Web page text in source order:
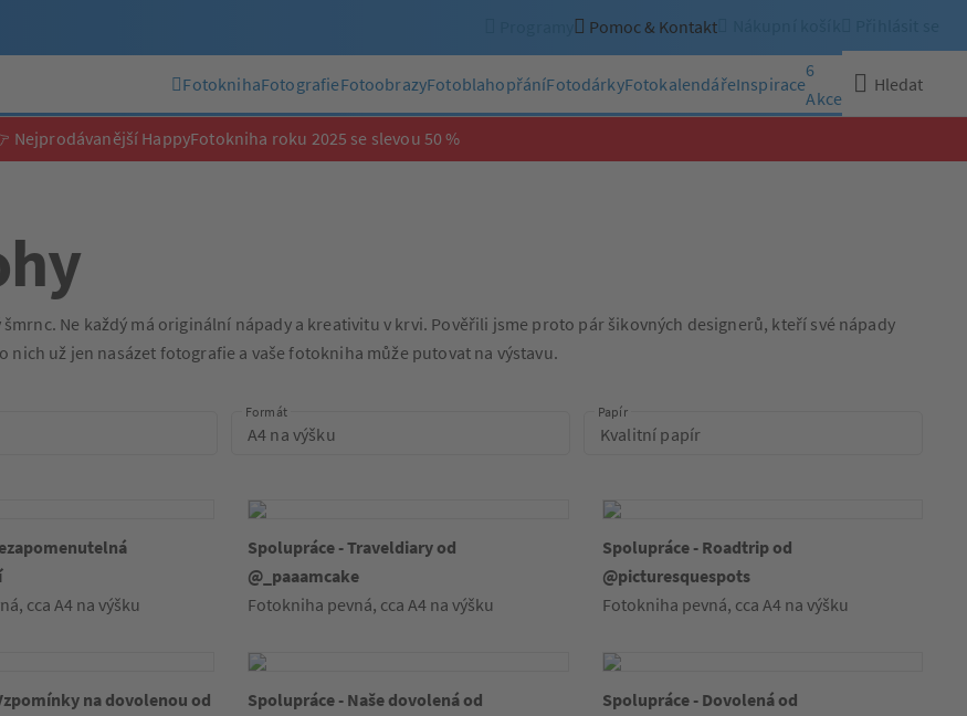
Pomoc & Kontakt
FotoknihaFotografieFotoobrazyFotoblahopřáníFotodárkyFotokalendářeInspirace
6
Akce
Hledat
Nejprodávanější HappyFotokniha roku 2025 se slevou 50 %
Ne každý má originální nápady a kreativitu v krvi. Pověřili jsme proto pár šikovných designerů, kteří své nápady
už jen nasázet fotografie a vaše fotokniha může putovat na výstavu.
Formát Papír
cca A4 na výšku
Spolupráce - Traveldiary od
@_paaamcake
Fotokniha pevná, cca A4 na výšku
Spolupráce - Roadtrip od
@picturesquespots
Fotokniha pevná, cca A4 na výšku
na dovolenou od
Spolupráce - Naše dovolená od
Spolupráce - Dovolená od